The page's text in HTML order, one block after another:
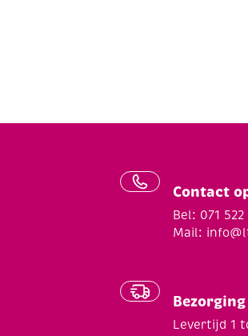
Contact
Bel: 071 522
Mail:
Bezorging
Levertijd 1